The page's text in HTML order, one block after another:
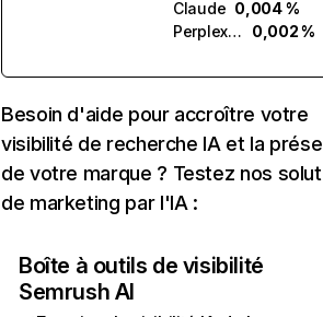
Claude 0,004 %
Perplexity
0,002 %
Besoin d'aide pour accroître votre
visibilité de recherche IA et la
de votre marque ? Testez nos
de marketing par l'IA :
Boîte à outils de visibilité
Semrush AI